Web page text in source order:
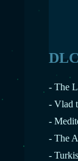
- The
- Vlad
-
- The
-